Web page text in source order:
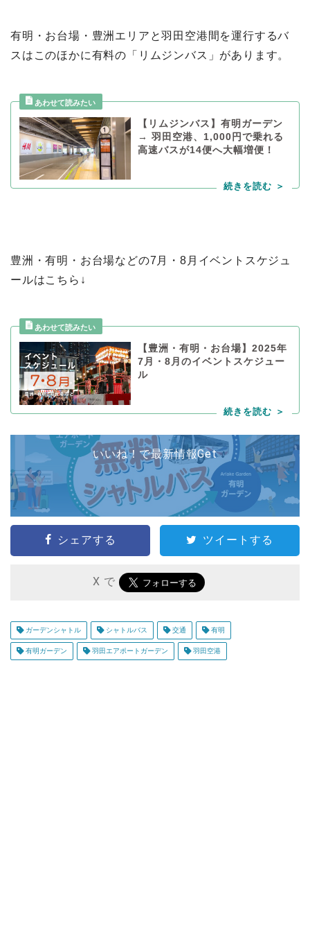
有明・お台場・豊洲エリアと羽田空港間を運行するバ
スはこのほかに有料の「リムジンバス」があります。
【リムジンバス】有明ガーデン
→ 羽田空港、1,000円で乗れる
高速バスが14便へ大幅増便！
豊洲・有明・お台場などの7月・8月イベントスケジュ
ールはこちら↓
【豊洲・有明・お台場】2025年
7月・8月のイベントスケジュー
ル
いいね！で最新情報Get
シェアする ツイートする
X で
ガーデンシャトル シャトルバス 交通 有明
有明ガーデン 羽田エアポートガーデン 羽田空港